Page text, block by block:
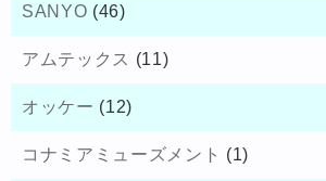
SANYO (46)
アムテックス (11)
オッケー (12)
コナミアミューズメント (1)